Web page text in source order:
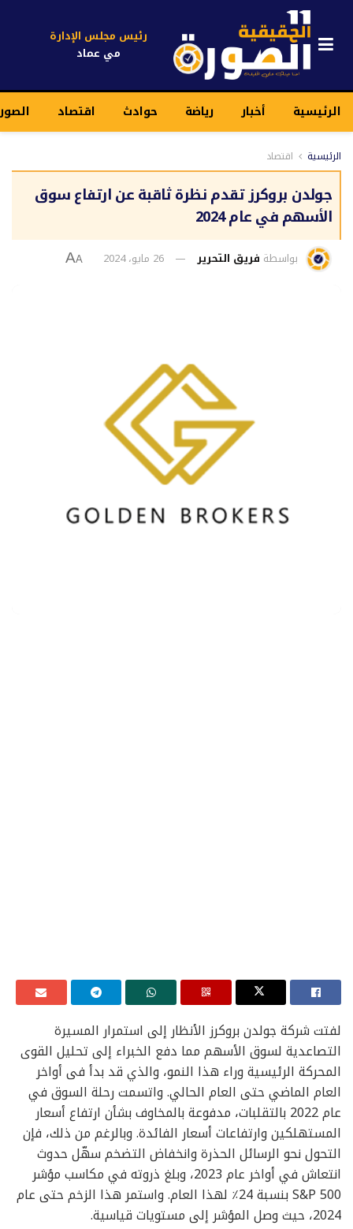
رئيس مجلس الإدارة
مي عماد
الرئيسية أخبار رياضة حوادث اقتصاد
الرئيسية اقتصاد
جولدن بروكرز تقدم نظرة ثاقبة عن ارتفاع سوق
الأسهم في عام 2024
بواسطة فريق التحرير 26 مايو، 2024 A
A
لفتت شركة جولدن بروكرز الأنظار إلى استمرار المسيرة
التصاعدية لسوق الأسهم مما دفع الخبراء إلى تحليل القوى
المحركة الرئيسية وراء هذا النمو، والذي قد بدأ فى أواخر
العام الماضي حتى العام الحالي. واتسمت رحلة السوق في
عام 2022 بالتقلبات، مدفوعة بالمخاوف بشأن ارتفاع أسعار
المستهلكين وارتفاعات أسعار الفائدة. وبالرغم من ذلك، فإن
التحول نحو الرسائل الحذرة وانخفاض التضخم سهّل حدوث
انتعاش في أواخر عام 2023، وبلغ ذروته في مكاسب مؤشر
S&P 500 بنسبة 24٪ لهذا العام. واستمر هذا الزخم حتى عام
2024، حيث وصل المؤشر إلى مستويات قياسية.